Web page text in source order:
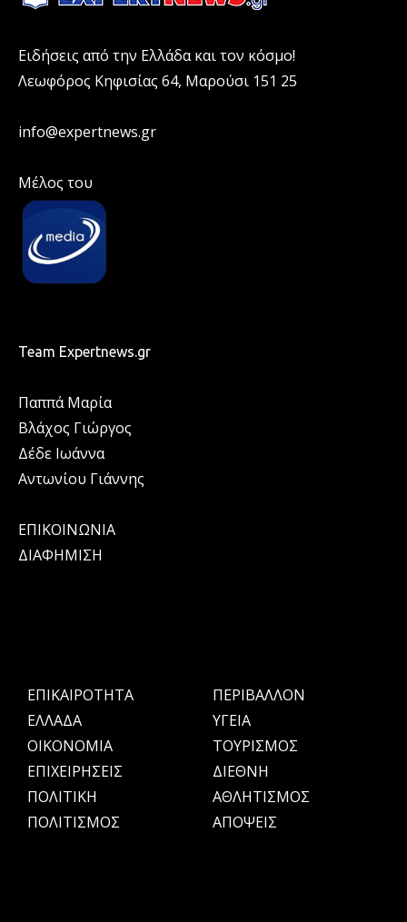
Ειδήσεις από την Ελλάδα και τον κόσμο!
Λεωφόρος Κηφισίας 64, Μαρούσι 151 25
info@expertnews.gr
Μέλος του
Team Expertnews.gr
Παππά Μαρία
Βλάχος Γιώργος
Δέδε Ιωάννα
Αντωνίου Γιάννης
ΕΠΙΚΟΙΝΩΝΙΑ
ΔΙΑΦΗΜΙΣΗ
ΕΠΙΚΑΙΡΟΤΗΤΑ
ΕΛΛΑΔΑ
OIKONOMIA
ΕΠΙΧΕΙΡΗΣΕΙΣ
ΠΟΛΙΤΙΚΗ
ΠΟΛΙΤΙΣΜΟΣ
ΠΕΡΙΒΑΛΛΟΝ
ΥΓΕΙΑ
ΤΟΥΡΙΣΜΟΣ
ΔΙΕΘΝΗ
ΑΘΛΗΤΙΣΜΟΣ
ΑΠΟΨΕΙΣ